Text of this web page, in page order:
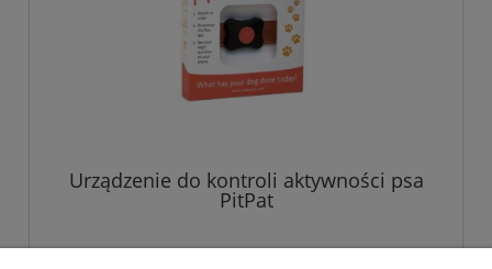
Urządzenie do kontroli aktywności psa
PitPat